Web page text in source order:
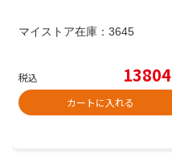
マイストア在庫： 3645
税込 13804
カートに入れる